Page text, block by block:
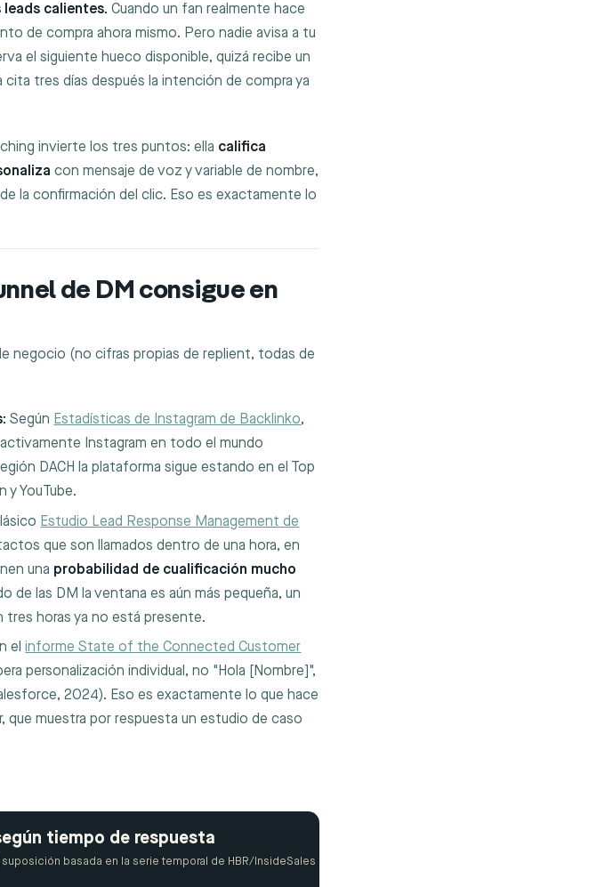
leads calientes. Cuando un fan realmente hace
de compra ahora mismo. Pero nadie avisa a tu
el siguiente hueco disponible, quizá recibe un
tres días después la intención de compra ya
invierte los tres puntos: ella califica
con mensaje de voz y variable de nombre,
la confirmación del clic. Eso es exactamente lo
de DM consigue en
negocio (no cifras propias de replient, todas de
Según Estadísticas de Instagram de Backlinko,
Instagram en todo el mundo
DACH la plataforma sigue estando en el Top
y YouTube.
Estudio Lead Response Management de
que son llamados dentro de una hora, en
una probabilidad de cualificación mucho
de las DM la ventana es aún más pequeña, un
tres horas ya no está presente.
elinforme State of the Connected Customer
personalización individual, no "Hola [Nombre]",
2024). Eso es exactamente lo que hace
que muestra por respuesta un estudio de caso
tiempo de respuesta
basada en la serie temporal de HBR/InsideSales